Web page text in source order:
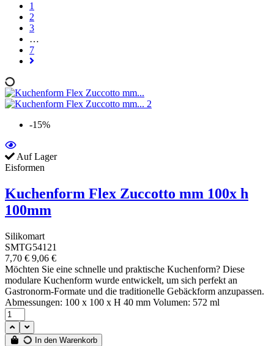
1
2
3
…
7
-15%
Auf Lager
Eisformen
Kuchenform Flex Zuccotto mm 100x h
100mm
Silikomart
SMTG54121
7,70 € 9,06 €
Möchten Sie eine schnelle und praktische Kuchenform? Diese
modulare Kuchenform wurde entwickelt, um sich perfekt an
Gastronorm-Formate und die traditionelle Gebäckform anzupassen.
Abmessungen: 100 x 100 x H 40 mm Volumen: 572 ml
In den Warenkorb